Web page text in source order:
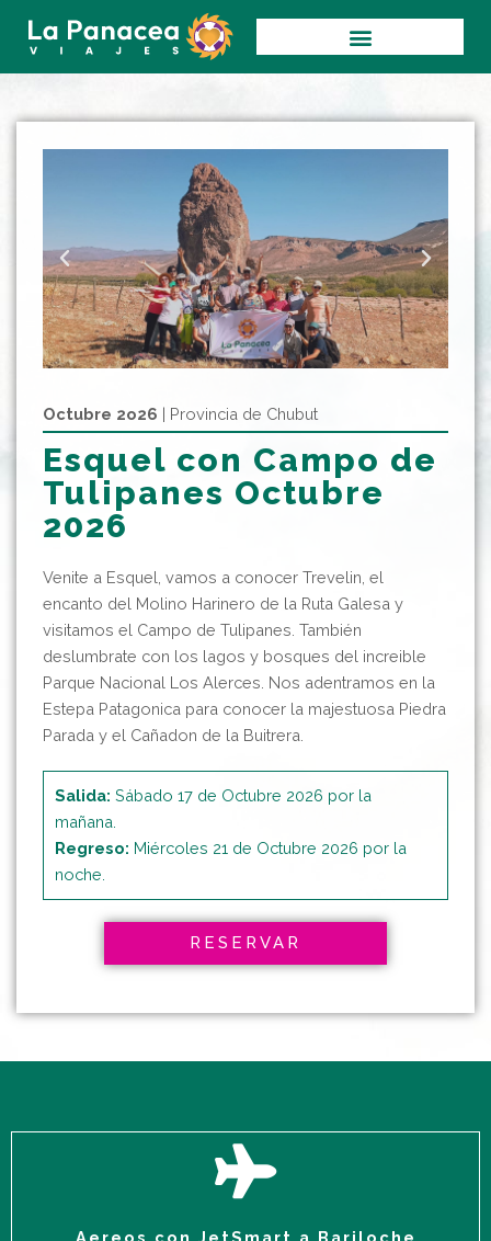
Octubre 2o26 | Provincia de Chubut
Esquel con Campo de
Tulipanes Octubre
2026
Venite a Esquel, vamos a conocer Trevelin, el
encanto del Molino Harinero de la Ruta Galesa y
visitamos el Campo de Tulipanes. También
deslumbrate con los lagos y bosques del increible
Parque Nacional Los Alerces. Nos adentramos en la
Estepa Patagonica para conocer la majestuosa Piedra
Parada y el Cañadon de la Buitrera.
Salida: Sábado 17 de Octubre 2026 por la
mañana.
Regreso: Miércoles 21 de Octubre 2026 por la
noche.
RESERVAR
Aereos con JetSmart a Bariloche